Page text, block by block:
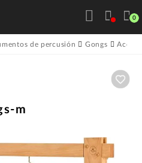
0
de percusión Gongs
m